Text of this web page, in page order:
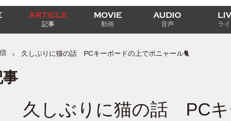
ARTICLE
記事
MOVIE
動画
AUDIO
音声 ラ
久しぶりに猫の話 PCキーボードの上でボニャール🐈
久しぶりに猫の話 PCキ